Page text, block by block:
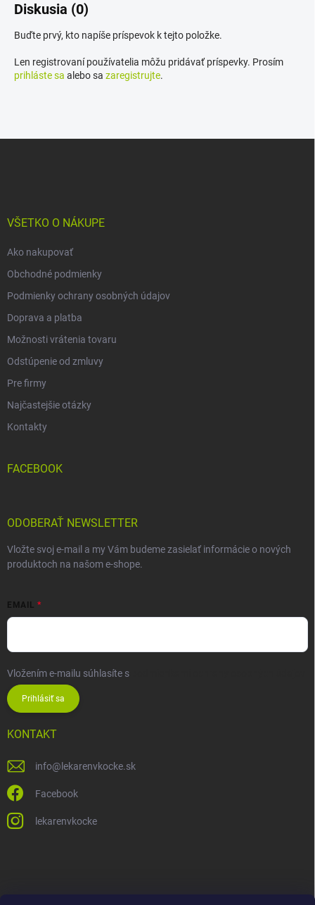
Diskusia (0)
Buďte prvý, kto napíše príspevok k tejto položke.
Len registrovaní používatelia môžu pridávať príspevky. Prosím
prihláste sa alebo sa zaregistrujte.
VŠETKO O NÁKUPE
Ako nakupovať
Obchodné podmienky
Podmienky ochrany osobných údajov
Doprava a platba
Možnosti vrátenia tovaru
Odstúpenie od zmluvy
Pre firmy
Najčastejšie otázky
Kontakty
FACEBOOK
ODOBERAŤ NEWSLETTER
Vložte svoj e-mail a my Vám budeme zasielať informácie o nových
produktoch na našom e-shope.
EMAIL
Vložením e-mailu súhlasíte s
Prihlásiť sa
KONTAKT
info@lekarenvkocke.sk
Facebook
lekarenvkocke